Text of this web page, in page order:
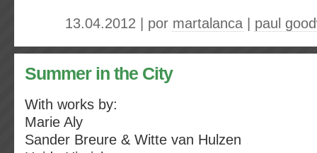
13.04.2012 | por martalanca paul
Summer in the City
With works by:
Marie Aly
Sander Breure & Witte van Hulzen